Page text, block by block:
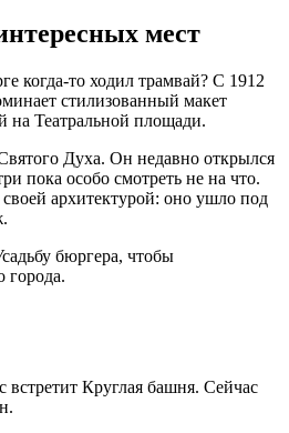
мест
когда-то ходил трамвай? С 1912
стилизованный макет
на Театральной площади.
Духа. Он недавно открылся
пока особо смотреть не на что.
архитектурой: оно ушло под
бюргера, чтобы
города.
Круглая башня. Сейчас